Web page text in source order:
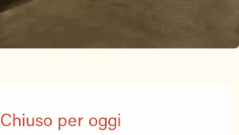
Chiuso per oggi